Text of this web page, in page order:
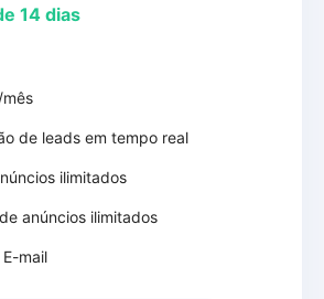
14 dias
de leads em tempo real
ilimitados
anúncios ilimitados
mail